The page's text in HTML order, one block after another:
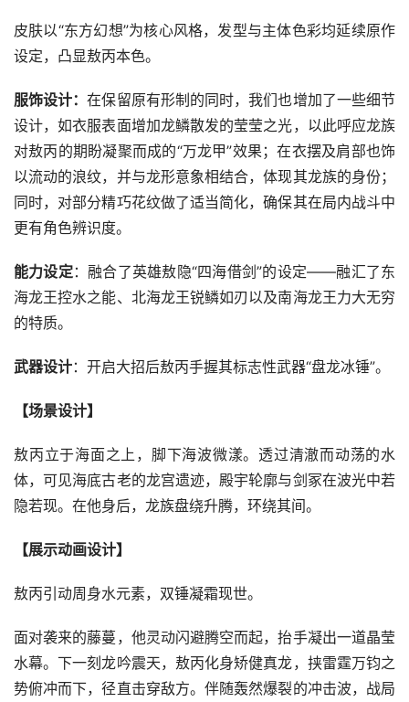
皮肤以“东方幻想”为核心风格，发型与主体色彩均延续原作
设定，凸显敖丙本色。
服饰设计：在保留原有形制的同时，我们也增加了一些细节
设计，如衣服表面增加龙鳞散发的莹莹之光，以此呼应龙族
对敖丙的期盼凝聚而成的“万龙甲”效果；在衣摆及肩部也饰
以流动的浪纹，并与龙形意象相结合，体现其龙族的身份；
同时，对部分精巧花纹做了适当简化，确保其在局内战斗中
更有角色辨识度。
能力设定：融合了英雄敖隐“四海借剑”的设定——融汇了东
海龙王控水之能、北海龙王锐鳞如刃以及南海龙王力大无穷
的特质。
武器设计：开启大招后敖丙手握其标志性武器“盘龙冰锤”。
【场景设计】
敖丙立于海面之上，脚下海波微漾。透过清澈而动荡的水
体，可见海底古老的龙宫遗迹，殿宇轮廓与剑冢在波光中若
隐若现。在他身后，龙族盘绕升腾，环绕其间。
【展示动画设计】
敖丙引动周身水元素，双锤凝霜现世。
面对袭来的藤蔓，他灵动闪避腾空而起，抬手凝出一道晶莹
水幕。下一刻龙吟震天，敖丙化身矫健真龙，挟雷霆万钧之
势俯冲而下，径直击穿敌方。伴随轰然爆裂的冲击波，战局